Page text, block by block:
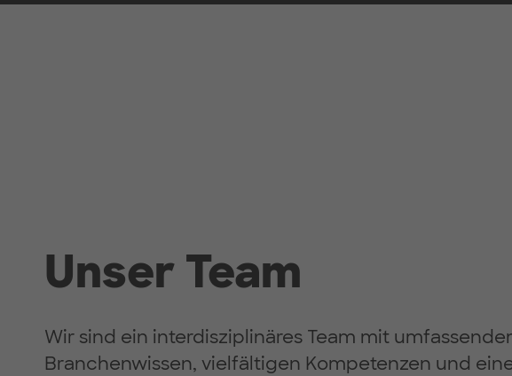
Unser Team
Wir sind ein interdisziplinäres Team mit
Branchenwissen, vielfältigen Kompetenzen und